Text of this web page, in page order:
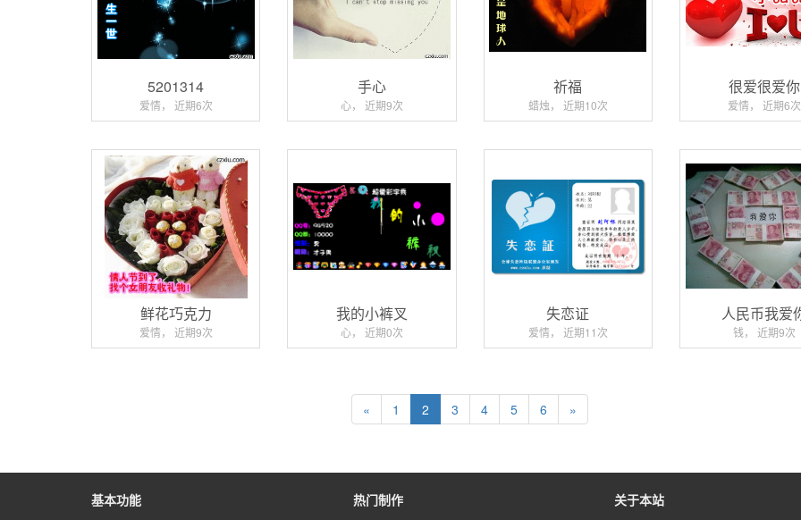
5201314
爱情， 近期6次
手心
心， 近期9次
祈福
蜡烛， 近期10次
很爱很爱你
爱情， 近期6次
鲜花巧克力
爱情， 近期9次
我的小裤叉
心， 近期0次
失恋证
爱情， 近期11次
人民币我爱
钱， 近期9次
« 1 2 3 4 5 6 »
基本功能
热门制作
关于本站